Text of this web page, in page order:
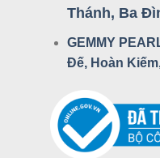
Thánh, Ba
GEMMY
Đế, Hoàn